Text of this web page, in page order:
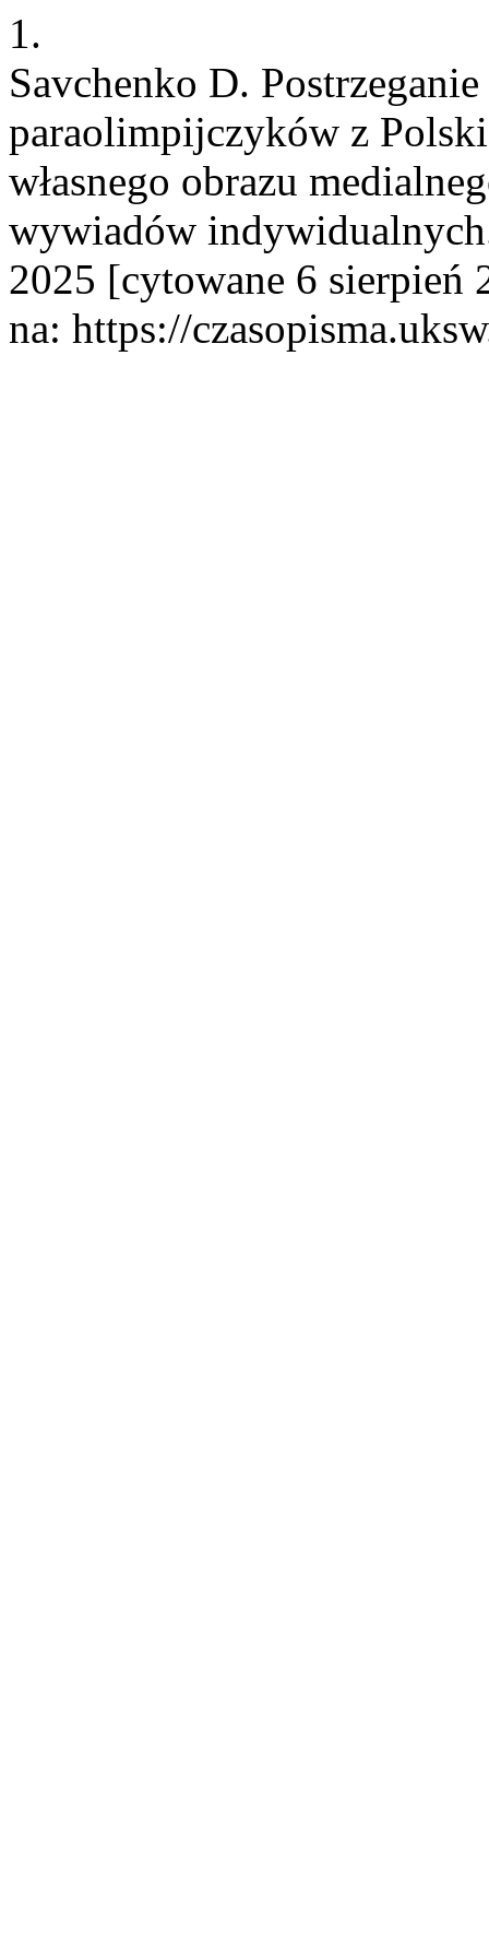
1.
Savchenko D.
paraolimpijczyków z
własnego obrazu
wywiadów
2025 [cytowane 6 sierpień
na: https://